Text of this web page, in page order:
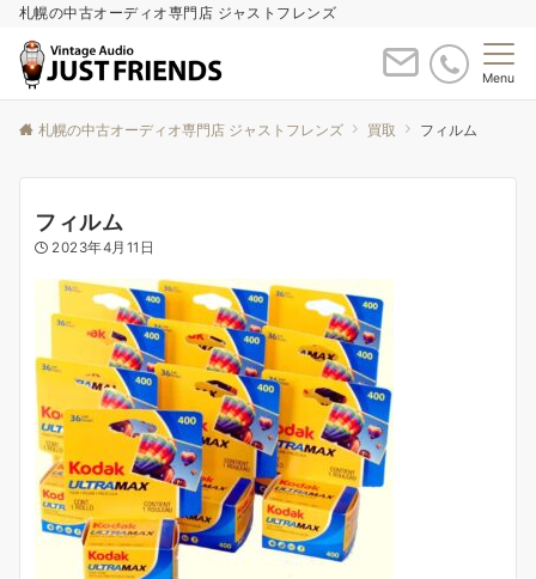
札幌の中古オーディオ専門店 ジャストフレンズ
Menu
札幌の中古オーディオ専門店 ジャストフレンズ 買取 フィルム
フィルム
2023年4月11日